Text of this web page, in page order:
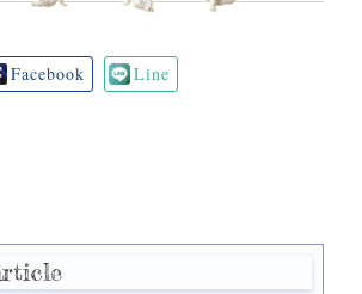
Facebook Line